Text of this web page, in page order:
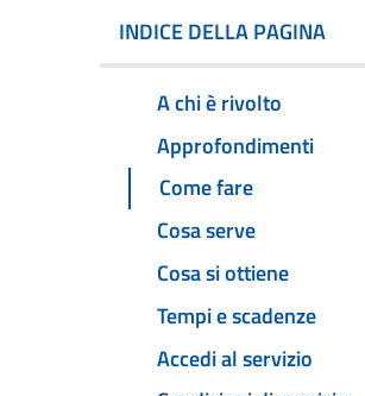
INDICE DELLA PAGINA
A chi è rivolto
Approfondimenti
Come fare
Cosa serve
Cosa si ottiene
Tempi e scadenze
Accedi al servizio